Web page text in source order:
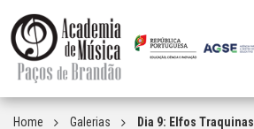
Home Galerias Dia 9: Elfos Traquinas